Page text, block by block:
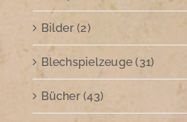
Bilder (2)
Blechspielzeuge (31)
Bücher (43)